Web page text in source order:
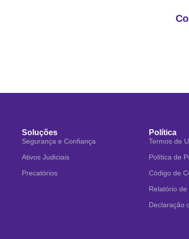
Soluções
Segurança e Confiança
Ativos Judiciais
Precatórios
Política
Termos de
Política de
Código de
Relatório
Declaração